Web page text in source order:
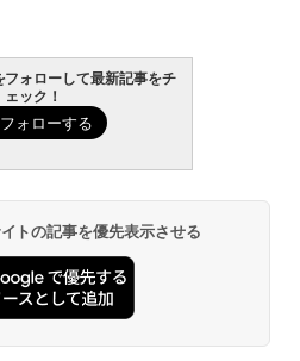
ォローして最新記事をチ
ェック！
トの記事を優先表示させる